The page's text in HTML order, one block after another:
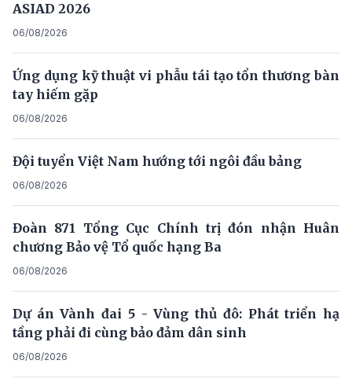
ASIAD 2026
06/08/2026
Ứng dụng kỹ thuật vi phẫu tái tạo tổn thương bàn
tay hiếm gặp
06/08/2026
Đội tuyển Việt Nam hướng tới ngôi đầu bảng
06/08/2026
Đoàn 871 Tổng Cục Chính trị đón nhận Huân
chương Bảo vệ Tổ quốc hạng Ba
06/08/2026
Dự án Vành đai 5 - Vùng thủ đô: Phát triển hạ
tầng phải đi cùng bảo đảm dân sinh
06/08/2026